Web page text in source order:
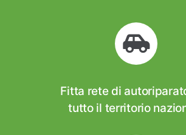
Fitta rete di
tutto il territorio